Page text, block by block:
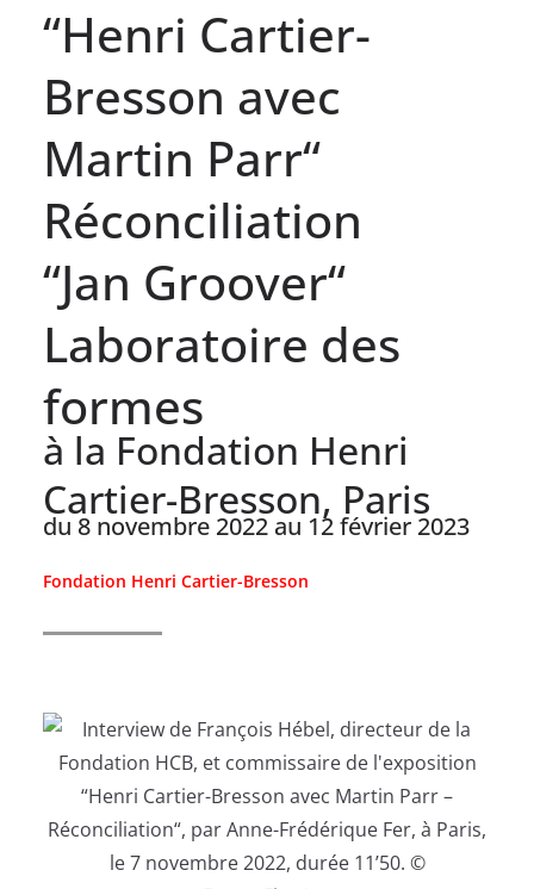
“Henri Cartier-
Bresson avec
Martin Parr“
Réconciliation
“Jan Groover“
Laboratoire des
formes
à la Fondation Henri
Cartier-Bresson, Paris
du 8 novembre 2022 au 12 février 2023
Fondation Henri Cartier-Bresson